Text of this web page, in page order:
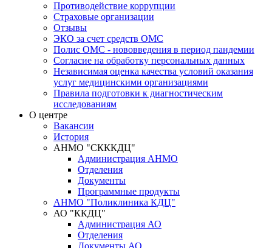
Противодействие коррупции
Страховые организации
Отзывы
ЭКО за счет средств ОМС
Полис ОМС - нововведения в период пандемии
Согласие на обработку персональных данных
Независимая оценка качества условий оказания
услуг медицинскими организациями
Правила подготовки к диагностическим
исследованиям
О центре
Вакансии
История
АНМО "СКККДЦ"
Администрация АНМО
Отделения
Документы
Программные продукты
АНМО "Поликлиника КДЦ"
АО "ККДЦ"
Администрация АО
Отделения
Документы АО